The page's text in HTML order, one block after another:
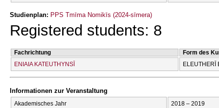
Studienplan: PPS Tmīma Nomikīs (2024-sīmera)
Registered students: 8
Fachrichtung
Form des
ENIAIA KATEUTHYNSĪ
ELEUTHERĪ
Informationen zur Veranstaltung
Akademisches Jahr 2018 – 2019